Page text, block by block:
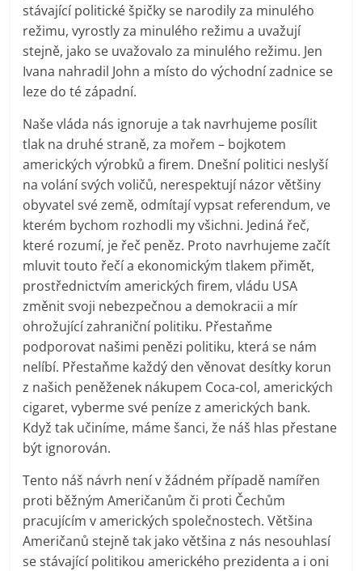
stávající politické špičky se narodily za minulého
režimu, vyrostly za minulého režimu a uvažují
stejně, jako se uvažovalo za minulého režimu. Jen
Ivana nahradil John a místo do východní zadnice se
leze do té západní.
Naše vláda nás ignoruje a tak navrhujeme posílit
tlak na druhé straně, za mořem – bojkotem
amerických výrobků a firem. Dnešní politici neslyší
na volání svých voličů, nerespektují názor většiny
obyvatel své země, odmítají vypsat referendum, ve
kterém bychom rozhodli my všichni. Jediná řeč,
které rozumí, je řeč peněz. Proto navrhujeme začít
mluvit touto řečí a ekonomickým tlakem přimět,
prostřednictvím amerických firem, vládu USA
změnit svoji nebezpečnou a demokracii a mír
ohrožující zahraniční politiku. Přestaňme
podporovat našimi penězi politiku, která se nám
nelíbí. Přestaňme každý den věnovat desítky korun
z našich peněženek nákupem Coca-col, amerických
cigaret, vyberme své peníze z amerických bank.
Když tak učiníme, máme šanci, že náš hlas přestane
být ignorován.
Tento náš návrh není v žádném případě namířen
proti běžným Američanům či proti Čechům
pracujícím v amerických společnostech. Většina
Američanů stejně tak jako většina z nás nesouhlasí
se stávající politikou amerického prezidenta a i oni